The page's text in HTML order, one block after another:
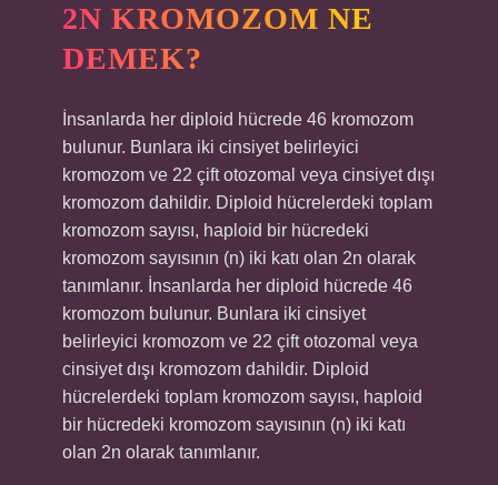
2N KROMOZOM NE
DEMEK?
İnsanlarda her diploid hücrede 46 kromozom
bulunur. Bunlara iki cinsiyet belirleyici
kromozom ve 22 çift otozomal veya cinsiyet dışı
kromozom dahildir. Diploid hücrelerdeki toplam
kromozom sayısı, haploid bir hücredeki
kromozom sayısının (n) iki katı olan 2n olarak
tanımlanır. İnsanlarda her diploid hücrede 46
kromozom bulunur. Bunlara iki cinsiyet
belirleyici kromozom ve 22 çift otozomal veya
cinsiyet dışı kromozom dahildir. Diploid
hücrelerdeki toplam kromozom sayısı, haploid
bir hücredeki kromozom sayısının (n) iki katı
olan 2n olarak tanımlanır.